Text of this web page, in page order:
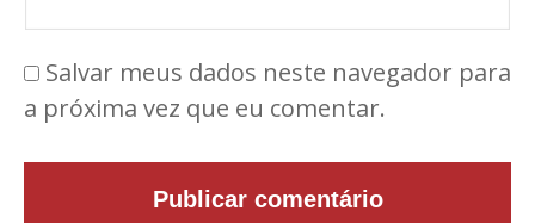
Salvar meus dados neste navegador para
a próxima vez que eu comentar.